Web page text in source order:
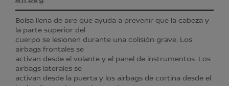
Bolsa llena de aire que ayuda a prevenir que la cabeza y
la parte superior del
cuerpo se lesionen durante una colisión grave. Los
airbags frontales se
activan desde el volante y el panel de instrumentos. Los
airbags laterales se
activan desde la puerta y los airbags de cortina desde el